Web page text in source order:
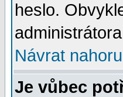
heslo.
Návrat nahoru
Je vůbec